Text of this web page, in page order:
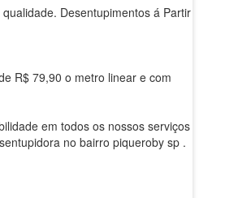
Desentupimentos á Partir de
R$ 79,90 o metro linear e com
em todos os nossos serviços
no bairro piqueroby sp .